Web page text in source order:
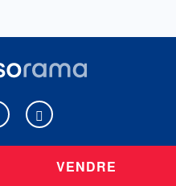
VENDRE
sur Facebook
Boursorama sur XBoursorama sur